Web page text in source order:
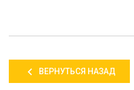
ВЕРНУТЬСЯ НАЗАД